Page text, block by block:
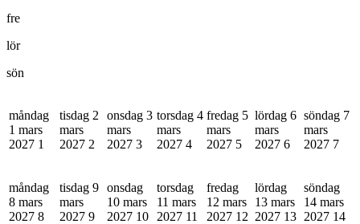
fre
lör
sön
måndag
1 mars
2027 1
tisdag 2
mars
2027 2
onsdag 3
mars
2027 3
torsdag 4
mars
2027 4
fredag 5
mars
2027 5
lördag 6
mars
2027 6
söndag 7
mars
2027 7
måndag
8 mars
2027 8
tisdag 9
mars
2027 9
onsdag
10 mars
2027 10
torsdag
11 mars
2027 11
fredag
12 mars
2027 12
lördag
13 mars
2027 13
söndag
14 mars
2027 14